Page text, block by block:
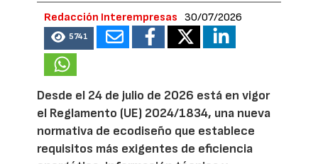
Redacción Interempresas 30/07/2026
5741
Desde el 24 de julio de 2026 está en vigor
el Reglamento (UE) 2024/1834, una nueva
normativa de ecodiseño que establece
requisitos más exigentes de eficiencia